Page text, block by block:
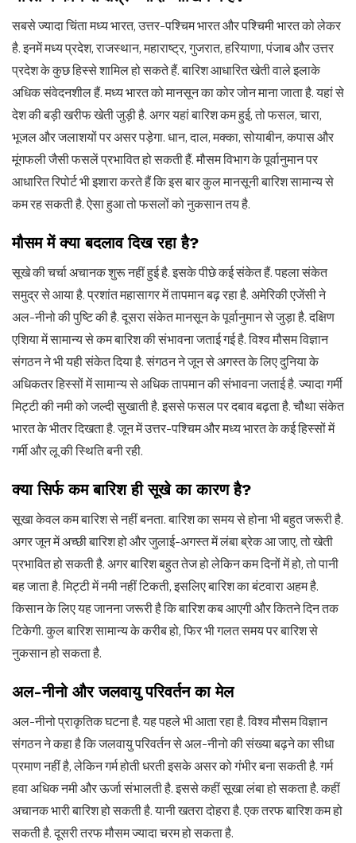
सबसे ज्यादा चिंता मध्य भारत, उत्तर-पश्चिम भारत और पश्चिमी भारत को लेकर
है. इनमें मध्य प्रदेश, राजस्थान, महाराष्ट्र, गुजरात, हरियाणा, पंजाब और उत्तर
प्रदेश के कुछ हिस्से शामिल हो सकते हैं. बारिश आधारित खेती वाले इलाके
अधिक संवेदनशील हैं. मध्य भारत को मानसून का कोर जोन माना जाता है. यहां से
देश की बड़ी खरीफ खेती जुड़ी है. अगर यहां बारिश कम हुई, तो फसल, चारा,
भूजल और जलाशयों पर असर पड़ेगा. धान, दाल, मक्का, सोयाबीन, कपास और
मूंगफली जैसी फसलें प्रभावित हो सकती हैं. मौसम विभाग के पूर्वानुमान पर
आधारित रिपोर्ट भी इशारा करते हैं कि इस बार कुल मानसूनी बारिश सामान्य से
कम रह सकती है. ऐसा हुआ तो फसलों को नुकसान तय है.
मौसम में क्या बदलाव दिख रहा है?
सूखे की चर्चा अचानक शुरू नहीं हुई है. इसके पीछे कई संकेत हैं. पहला संकेत
समुद्र से आया है. प्रशांत महासागर में तापमान बढ़ रहा है. अमेरिकी एजेंसी ने
अल-नीनो की पुष्टि की है. दूसरा संकेत मानसून के पूर्वानुमान से जुड़ा है. दक्षिण
एशिया में सामान्य से कम बारिश की संभावना जताई गई है. विश्व मौसम विज्ञान
संगठन ने भी यही संकेत दिया है. संगठन ने जून से अगस्त के लिए दुनिया के
अधिकतर हिस्सों में सामान्य से अधिक तापमान की संभावना जताई है. ज्यादा गर्मी
मिट्टी की नमी को जल्दी सुखाती है. इससे फसल पर दबाव बढ़ता है. चौथा संकेत
भारत के भीतर दिखता है. जून में उत्तर-पश्चिम और मध्य भारत के कई हिस्सों में
गर्मी और लू की स्थिति बनी रही.
क्या सिर्फ कम बारिश ही सूखे का कारण है?
सूखा केवल कम बारिश से नहीं बनता. बारिश का समय से होना भी बहुत जरूरी है.
अगर जून में अच्छी बारिश हो और जुलाई-अगस्त में लंबा ब्रेक आ जाए, तो खेती
प्रभावित हो सकती है. अगर बारिश बहुत तेज हो लेकिन कम दिनों में हो, तो पानी
बह जाता है. मिट्टी में नमी नहीं टिकती, इसलिए बारिश का बंटवारा अहम है.
किसान के लिए यह जानना जरूरी है कि बारिश कब आएगी और कितने दिन तक
टिकेगी. कुल बारिश सामान्य के करीब हो, फिर भी गलत समय पर बारिश से
नुकसान हो सकता है.
अल-नीनो और जलवायु परिवर्तन का मेल
अल-नीनो प्राकृतिक घटना है. यह पहले भी आता रहा है. विश्व मौसम विज्ञान
संगठन ने कहा है कि जलवायु परिवर्तन से अल-नीनो की संख्या बढ़ने का सीधा
प्रमाण नहीं है, लेकिन गर्म होती धरती इसके असर को गंभीर बना सकती है. गर्म
हवा अधिक नमी और ऊर्जा संभालती है. इससे कहीं सूखा लंबा हो सकता है. कहीं
अचानक भारी बारिश हो सकती है. यानी खतरा दोहरा है. एक तरफ बारिश कम हो
सकती है. दूसरी तरफ मौसम ज्यादा चरम हो सकता है.